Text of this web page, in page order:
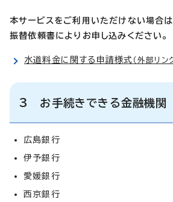
本サービスをご利用いただけない場合は
振替依頼書によりお申し込みください。
水道料金に関する申請様式 （外部リン
3 お手続きできる金融機関
広島銀行
伊予銀行
愛媛銀行
西京銀行